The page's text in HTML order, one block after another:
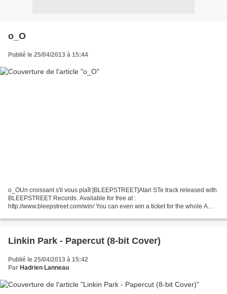
o_O
Publié le 25/04/2013 à 15:44
o_OUn croissant s'il vous plaît [BLEEPSTREET]Atari STe track released with
BLEEPSTREET Records. Available for free at :
http://www.bleepstreet.com/win/ You can even win a ticket for the whole A
Linkin Park - Papercut (8-bit Cover)
Publié le 25/04/2013 à 15:42
Par Hadrien Lanneau